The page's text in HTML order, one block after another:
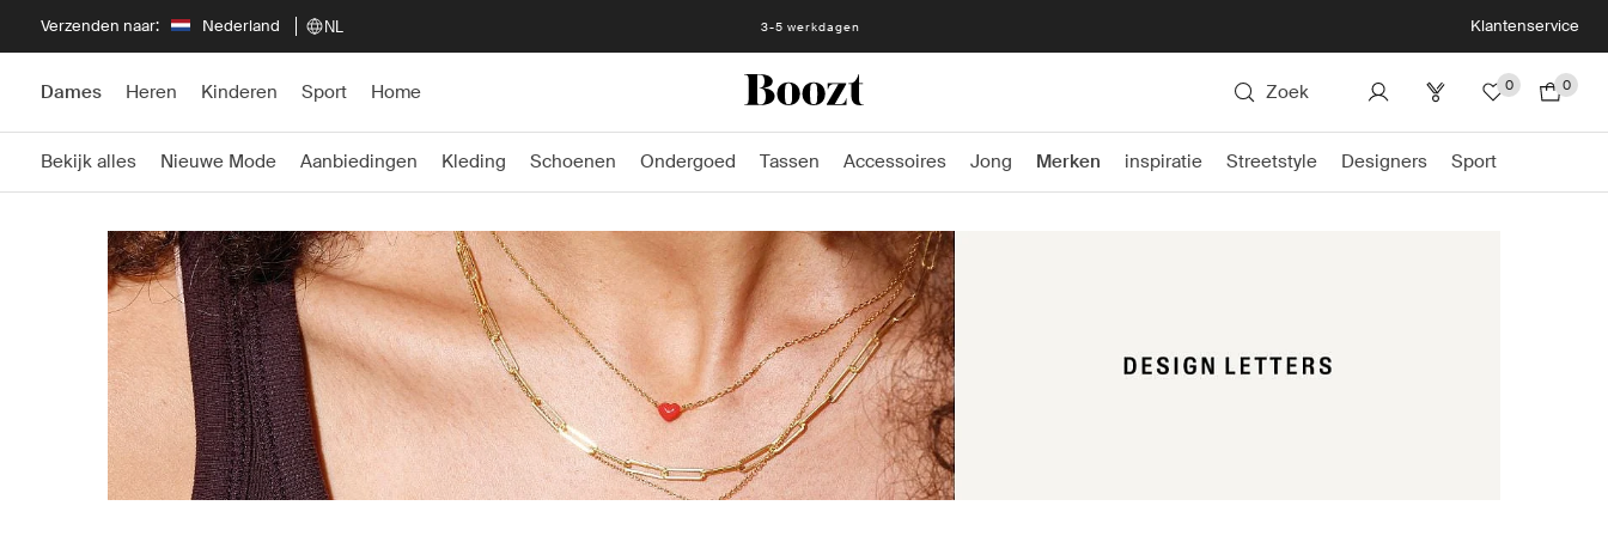
Verzenden naar: Nederland NL 3-5 werkdagen Klantenservice
Dames Heren Kinderen Sport Home Zoek 0 0
Bekijk alles Nieuwe Mode Aanbiedingen Kleding Schoenen Ondergoed Tassen Accessoires Jong Merken inspiratie Streetstyle Designers Sport